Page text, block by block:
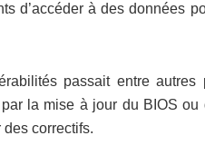
d’accéder à des données
passait entre
la mise à jour du BIOS
correctifs.